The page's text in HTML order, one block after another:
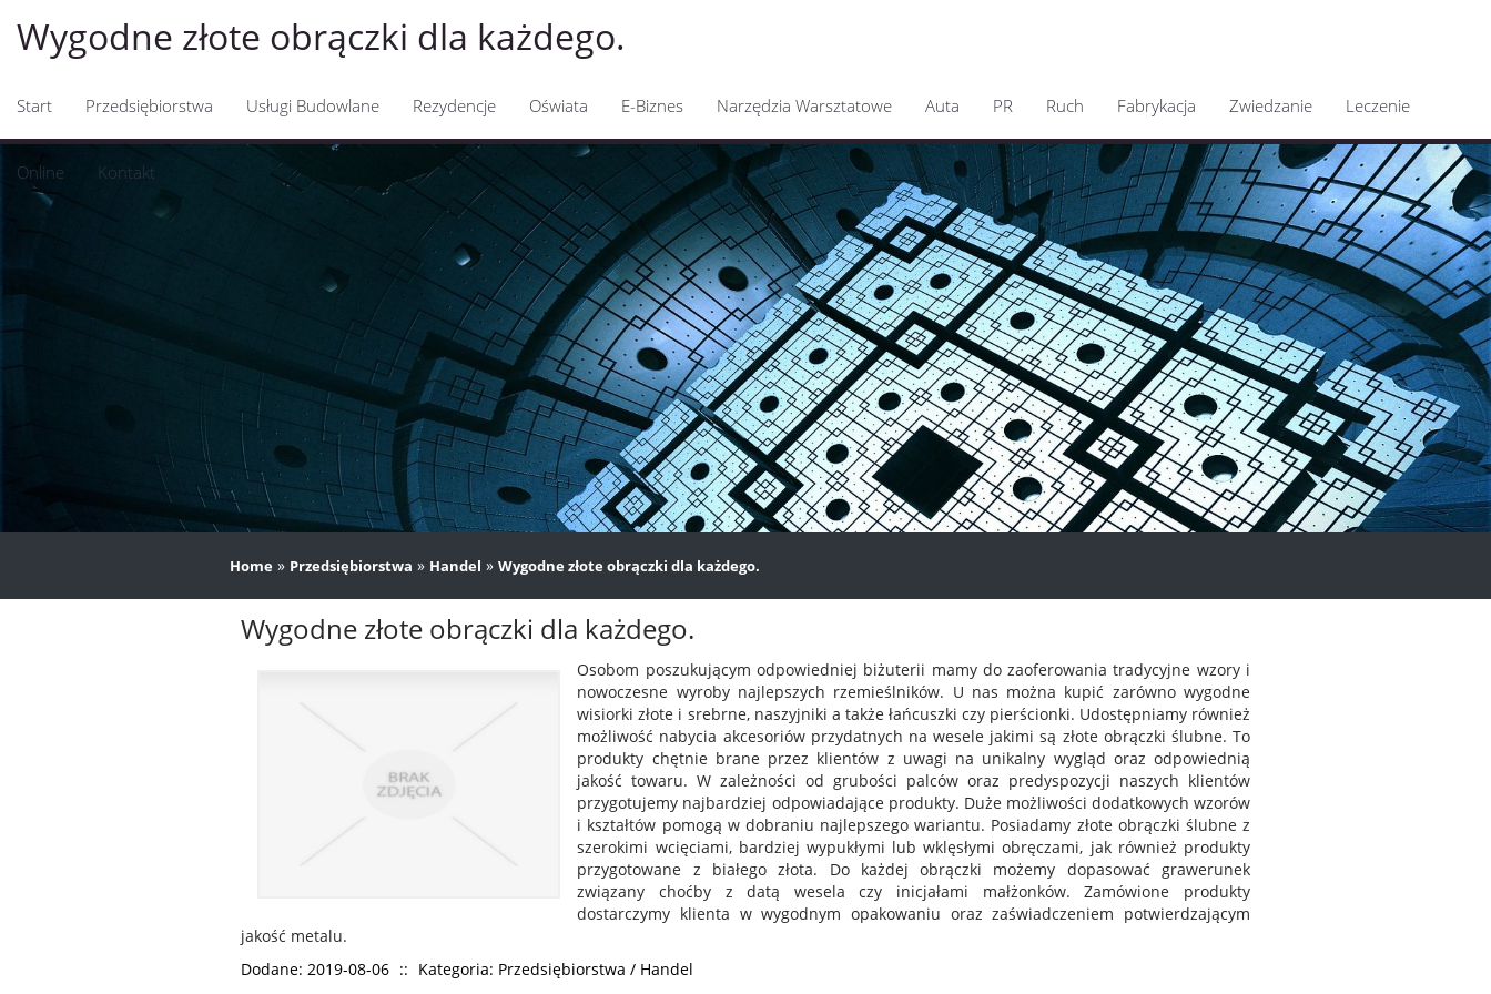
Wygodne złote obrączki dla każdego.
Start Przedsiębiorstwa Usługi Budowlane Rezydencje Oświata E-Biznes Narzędzia Warsztatowe Auta PR Ruch Fabrykacja Zwiedzanie Leczenie
Online Kontakt
Home » Przedsiębiorstwa » Handel » Wygodne złote obrączki dla każdego.
Wygodne złote obrączki dla każdego.
Osobom poszukującym odpowiedniej biżuterii mamy do zaoferowania tradycyjne wzory i
nowoczesne wyroby najlepszych rzemieślników. U nas można kupić zarówno wygodne
wisiorki złote i srebrne, naszyjniki a także łańcuszki czy pierścionki. Udostępniamy również
możliwość nabycia akcesoriów przydatnych na wesele jakimi są złote obrączki ślubne. To
produkty chętnie brane przez klientów z uwagi na unikalny wygląd oraz odpowiednią
jakość towaru. W zależności od grubości palców oraz predyspozycji naszych klientów
przygotujemy najbardziej odpowiadające produkty. Duże możliwości dodatkowych wzorów
i kształtów pomogą w dobraniu najlepszego wariantu. Posiadamy złote obrączki ślubne z
szerokimi wcięciami, bardziej wypukłymi lub wklęsłymi obręczami, jak również produkty
przygotowane z białego złota. Do każdej obrączki możemy dopasować grawerunek
związany choćby z datą wesela czy inicjałami małżonków. Zamówione produkty
dostarczymy klienta w wygodnym opakowaniu oraz zaświadczeniem potwierdzającym
jakość metalu.
Dodane: 2019-08-06 :: Kategoria: Przedsiębiorstwa / Handel